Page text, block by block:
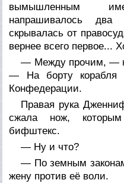
вымышленным
напрашивалось
скрывалась от
вернее всего первое...
— Между прочим, —
— На борту корабля
Конфедерации.
Правая рука
сжала нож,
бифштекс.
— Ну и что?
— По земным
жену против её воли.